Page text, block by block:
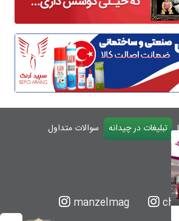
تبلیغات در چیدانه
سوالات متداول
manzelmag